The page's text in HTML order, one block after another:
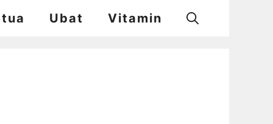
Ubat Vitamin